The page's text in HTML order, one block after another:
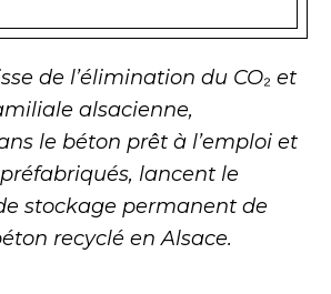
de l’élimination du CO₂ et
alsacienne,
le béton prêt à l’emploi et
lancent le
stockage permanent de
recyclé en Alsace.